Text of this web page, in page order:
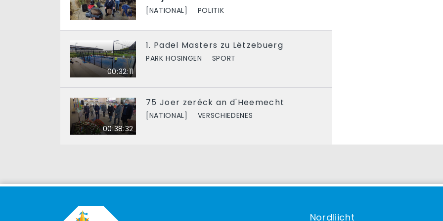
[NATIONAL] POLITIK
00:32:11
1. Padel Masters zu Lëtzebuerg
PARK HOSINGEN SPORT
00:38:32
75 Joer zeréck an d'Heemecht
[NATIONAL] VERSCHIEDENES
Nordliicht